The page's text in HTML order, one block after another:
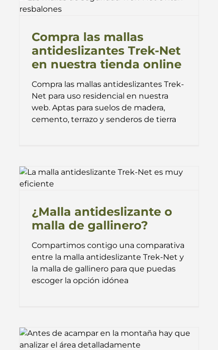
Compra las mallas
antideslizantes Trek-Net
en nuestra tienda online
Compra las mallas antideslizantes Trek-
Net para uso residencial en nuestra
web. Aptas para suelos de madera,
cemento, terrazo y senderos de tierra
¿Malla antideslizante o
malla de gallinero?
Compartimos contigo una comparativa
entre la malla antideslizante Trek-Net y
la malla de gallinero para que puedas
escoger la opción idónea